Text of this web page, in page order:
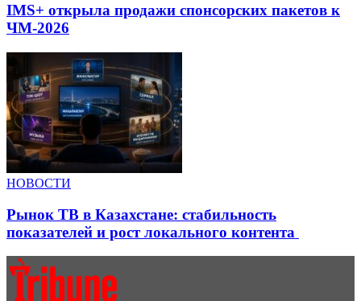
IMS+ открыла продажи спонсорских пакетов к
ЧМ-2026
НОВОСТИ
Рынок ТВ в Казахстане: стабильность
показателей и рост локального контента